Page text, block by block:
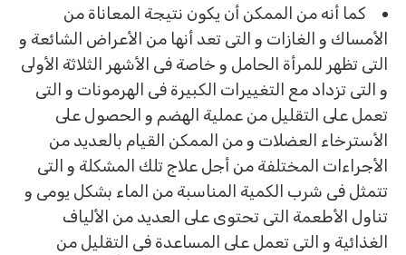
كما أنه من الممكن أن يكون نتيجة المعاناة من
الأمساك و الغازات و التى تعد أنها من الأعراض الشائعة و
التى تظهر للمرأة الحامل و خاصة فى الأشهر الثلاثة الأولى
و التى تزداد مع التغييرات الكبيرة فى الهرمونات و التى
تعمل على التقليل من عملية الهضم و الحصول على
الأسترخاء العضلات و من الممكن القيام بالعديد من
الأجراءات المختلفة من أجل علاج تلك المشكلة و التى
تتمثل فى شرب الكمية المناسبة من الماء بشكل يومى و
تناول الأطعمة التى تحتوى على العديد من الألياف
الغذائية و التى تعمل على المساعدة فى التقليل من